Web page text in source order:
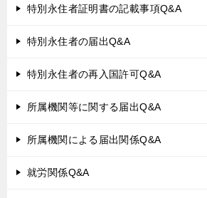
特別永住者証明書の記載事項Q&A
特別永住者の届出Q&A
特別永住者の再入国許可Q&A
所属機関等に関する届出Q&A
所属機関による届出関係Q&A
就労関係Q&A